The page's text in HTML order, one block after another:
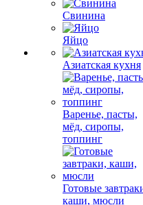
Свинина
Яйцо
Азиатская кухня
Варенье, пасты,
мёд, сиропы,
топпинг
Готовые
каши, мюсли